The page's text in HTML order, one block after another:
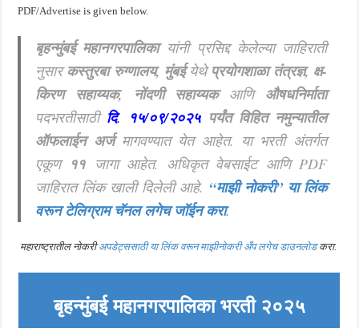
PDF/Advertise is given below.
बृहन्मुंबई महानगरपालिका यांनी प्रसिद्द केलेल्या जाहिराती
नुसारकस्तुरबा रुग्णालय, मुंबईयेथेप्रयोगशाळा तंत्रज्ञ, क्ष-
किरण सहाय्यक, नोंदणी सहाय्यक आणिऔषधनिर्माता
पदभरतीसाठी दि. १५/०९/२०२५ पर्यंत विहित नमुन्यातील
ऑफलाईन अर्ज मागवण्यात येत आहेत. या भरती अंतर्गत
एकूण ११ जागा आहेत. अधिकृत वेबसाईट आणि PDF
जाहिरात लिंक खाली दिलेली आहे. “माझी नोकरी” या लिंक
वरून टेलिग्राम चॅनल लगेच जॉईन करा.
महाराष्ट्रातील नोकरीअपडेट्ससाठी या लिंक वरून माझीनोकरी अँप लगेच डाउनलोडकरा.
बृहन्मुंबई महानगरपालिका भरती २०२५